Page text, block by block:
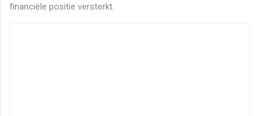
financiële positie versterkt.